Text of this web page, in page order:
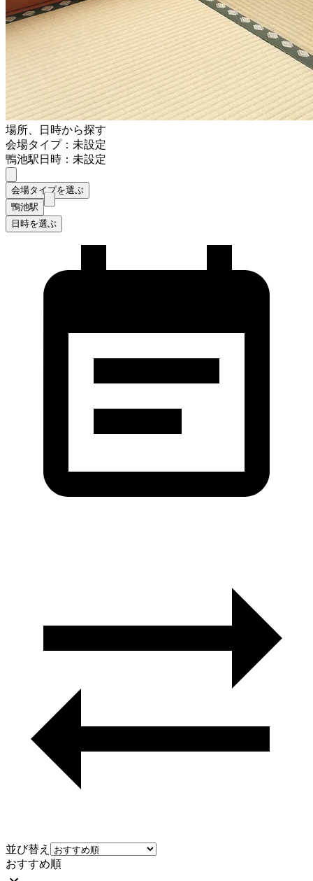
場所、日時から探す
会場タイプ：未設定
鴨池駅日時：未設定
会場タイプを選ぶ
鴨池駅
日時を選ぶ
並び替え
おすすめ順